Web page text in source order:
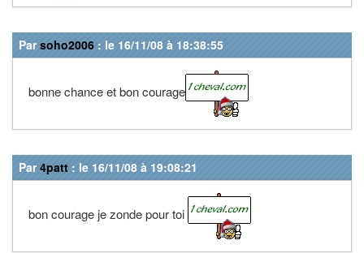
Parsoho2006 : le 16/11/08 à 18:38:55
bonne chance et bon courage
Par4patt : le 16/11/08 à 19:08:21
bon courage je zonde pour toi